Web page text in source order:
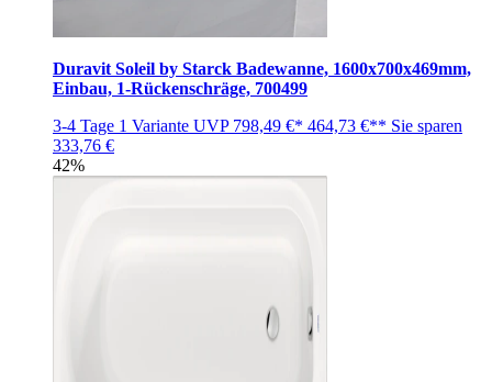
Duravit Soleil by Starck Badewanne, 1600x700x469mm,
Einbau, 1-Rückenschräge, 700499
3-4 Tage 1 Variante UVP 798,49 €* 464,73 €** Sie sparen
333,76 €
42%